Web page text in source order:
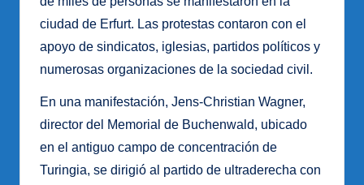
ciudad de Erfurt. Las protestas contaron con el
apoyo de sindicatos, iglesias, partidos políticos y
numerosas organizaciones de la sociedad civil.
En una manifestación, Jens-Christian Wagner,
director del Memorial de Buchenwald, ubicado
en el antiguo campo de concentración de
Turingia, se dirigió al partido de ultraderecha con